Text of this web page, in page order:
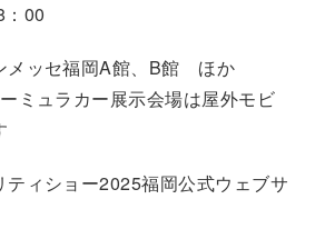
： 00
ッセ福岡A館、 B館 ほか
カー展示会場は屋外モビ
ィショー2025福岡公式ウェブサ